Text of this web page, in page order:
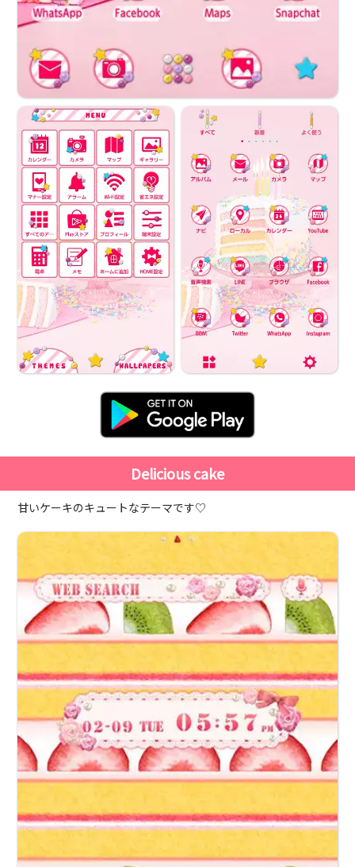
Delicious cake
甘いケーキのキュートなテーマです♡